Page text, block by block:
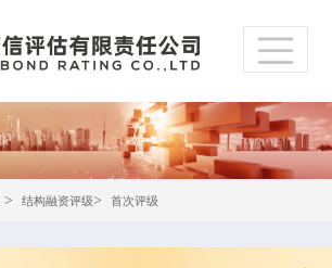
> 结构融资评级> 首次评级